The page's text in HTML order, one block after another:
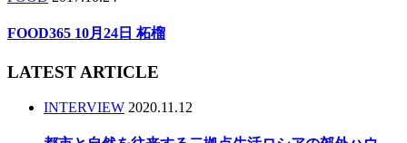
FOOD365 10月24日 柘榴
LATEST ARTICLE
INTERVIEW 2020.11.12